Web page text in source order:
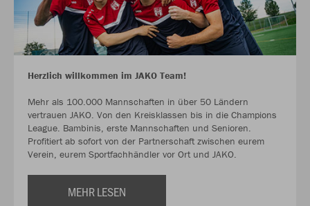
Herzlich willkommen im JAKO Team!
Mehr als 100.000 Mannschaften in über 50 Ländern
vertrauen JAKO. Von den Kreisklassen bis in die Champions
League. Bambinis, erste Mannschaften und Senioren.
Profitiert ab sofort von der Partnerschaft zwischen eurem
Verein, eurem Sportfachhändler vor Ort und JAKO.
MEHR LESEN